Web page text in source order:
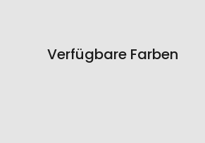
Verfügbare Farben